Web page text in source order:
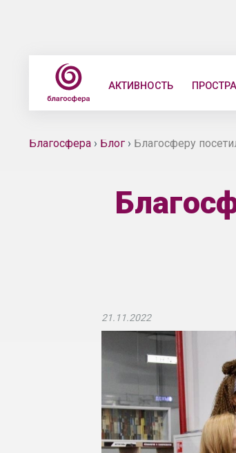
АКТИВНОСТЬ
Благосфера› Блог› Благосферу
21.11.2022